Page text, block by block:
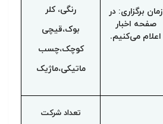
زمان برگزاری: در
صفحه اخبار
اعلام می‌کنیم.
رنگی، کلر
بوک،قیچی
کوچک،چسب
ماتیکی،ماژیک
تعداد شرکت